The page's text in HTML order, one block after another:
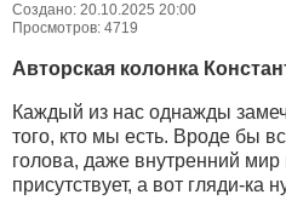
Создано: 20.10.2025 20:00
Просмотров: 4719
Авторская колонка
Каждый из нас однажды
того, кто мы есть. Вроде бы
голова, даже внутренний мир
присутствует, а вот гляди-ка